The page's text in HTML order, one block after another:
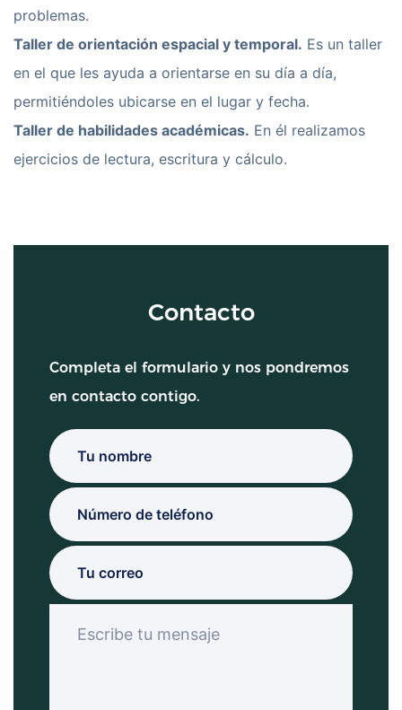
problemas.
Taller de orientación espacial y temporal. Es un taller
en el que les ayuda a orientarse en su día a día,
permitiéndoles ubicarse en el lugar y fecha.
Taller de habilidades académicas. En él realizamos
ejercicios de lectura, escritura y cálculo.
Contacto
Completa el formulario y nos pondremos
en contacto contigo.